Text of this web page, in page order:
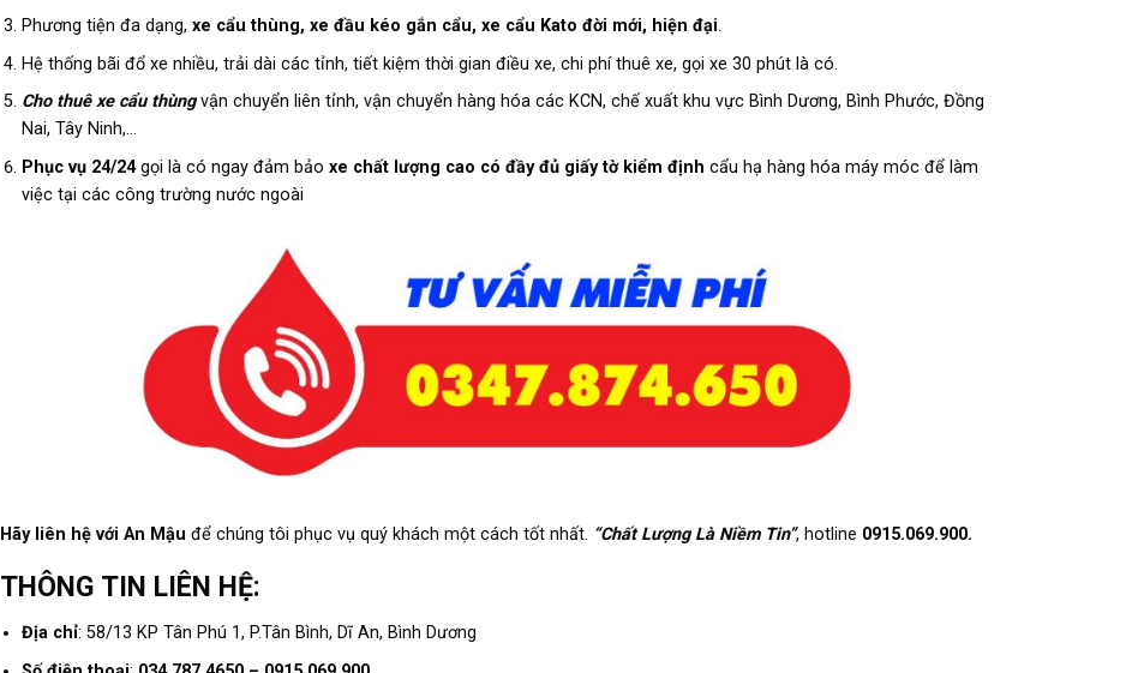
Phương tiện đa dạng,xe cẩu thùng, xe đầu kéo gắn cẩu, xe cẩu Kato đời mới, hiện đại.
Hệ thống bãi đổ xe nhiều, trải dài các tỉnh, tiết kiệm thời gian điều xe, chi phí thuê xe, gọi xe 30 phút là có.
Cho thuê xe cẩu thùngvận chuyển liên tỉnh, vận chuyển hàng hóa các KCN, chế xuất khu vực Bình Dương, Bình Phước, Đồng
Nai, Tây Ninh,…
Phục vụ 24/24gọi là có ngay đảm bảoxe chất lượng cao có đầy đủ giấy tờ kiểm định cẩu hạ hàng hóa máy móc để làm
việc tại các công trường nước ngoài
Hãy liên hệ với An Mậu để chúng tôi phục vụ quý khách một cách tốt nhất. “Chất Lượng Là Niềm Tin”, hotline 0915.069.900.
THÔNG TIN LIÊN HỆ:
Địa chỉ: 58/13 KP Tân Phú 1, P.Tân Bình, Dĩ An, Bình Dương